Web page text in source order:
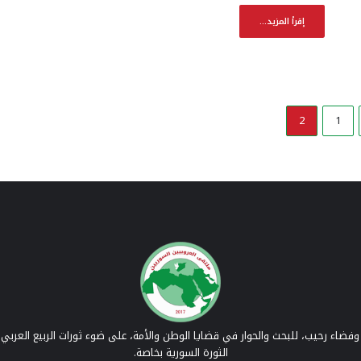
إقرأ المزيد...
1
2
رحيب، للبحث والحوار في قضايا الوطن والأمة، على ضوء ثورات الربيع العربي
الثورة السورية بخاصة.